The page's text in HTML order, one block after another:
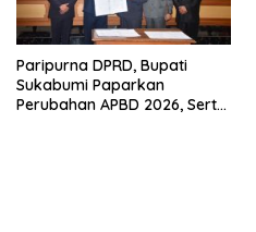
Paripurna DPRD, Bupati
Sukabumi Paparkan
Perubahan APBD 2026, Serta